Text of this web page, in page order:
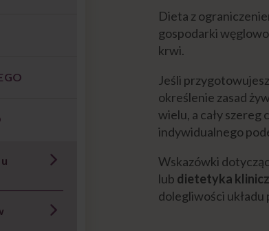
Dieta z
gospodarki
krwi.
Jeśli
określenie zasad
wielu, a cały
indywidualnego
Wskazówki
lub dietetyka
dolegliwości